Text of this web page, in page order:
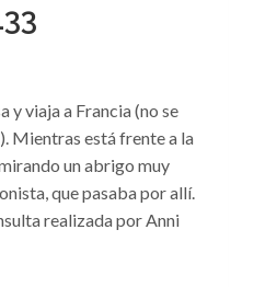
y viaja a Francia (no se
Mientras está frente a la
un abrigo muy
que pasaba por allí.
realizada por Anni